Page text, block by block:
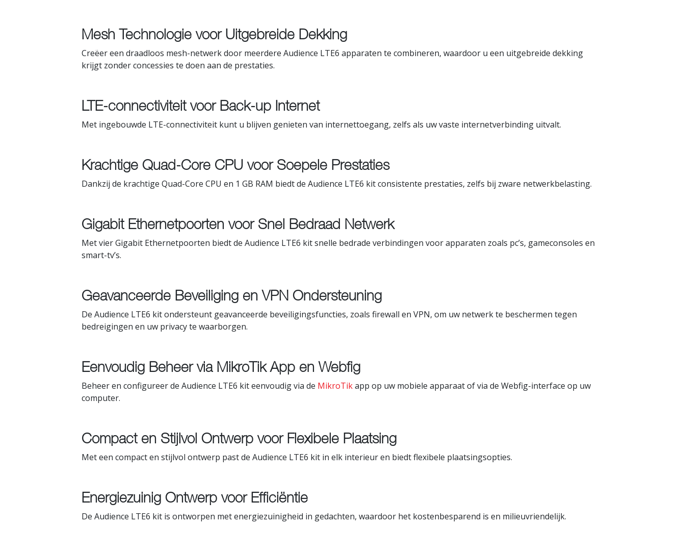
Mesh Technologie voor Uitgebreide Dekking
Creëer een draadloos mesh-netwerk door meerdere Audience LTE6 apparaten te combineren, waardoor u een uitgebreide dekking
krijgt zonder concessies te doen aan de prestaties.
LTE-connectiviteit voor Back-up Internet
Met ingebouwde LTE-connectiviteit kunt u blijven genieten van internettoegang, zelfs als uw vaste internetverbinding uitvalt.
Krachtige Quad-Core CPU voor Soepele Prestaties
Dankzij de krachtige Quad-Core CPU en 1 GB RAM biedt de Audience LTE6 kit consistente prestaties, zelfs bij zware netwerkbelasting.
Gigabit Ethernetpoorten voor Snel Bedraad Netwerk
Met vier Gigabit Ethernetpoorten biedt de Audience LTE6 kit snelle bedrade verbindingen voor apparaten zoals pc’s, gameconsoles en
smart-tv’s.
Geavanceerde Beveiliging en VPN Ondersteuning
De Audience LTE6 kit ondersteunt geavanceerde beveiligingsfuncties, zoals firewall en VPN, om uw netwerk te beschermen tegen
bedreigingen en uw privacy te waarborgen.
Eenvoudig Beheer via MikroTik App en Webfig
Beheer en configureer de Audience LTE6 kit eenvoudig via de MikroTikapp op uw mobiele apparaat of via de Webfig-interface op uw
computer.
Compact en Stijlvol Ontwerp voor Flexibele Plaatsing
Met een compact en stijlvol ontwerp past de Audience LTE6 kit in elk interieur en biedt flexibele plaatsingsopties.
Energiezuinig Ontwerp voor Efficiëntie
De Audience LTE6 kit is ontworpen met energiezuinigheid in gedachten, waardoor het kostenbesparend is en milieuvriendelijk.